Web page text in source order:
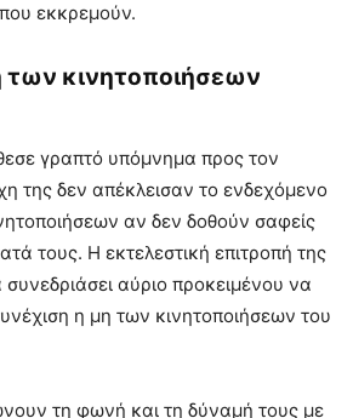
εκκρεμούν.
κινητοποιήσεων
γραπτό υπόμνημα προς τον
της δεν απέκλεισαν το ενδεχόμενο
αν δεν δοθούν σαφείς
τους. Η εκτελεστική επιτροπή της
αύριο προκειμένου να
η μη των κινητοποιήσεων του
τη φωνή και τη δύναμή τους με